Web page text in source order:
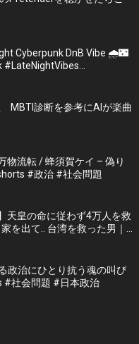
Cyberpunk DnB Vibe 🌧️🌃
MBTI診断を参考にAIが楽曲
物流転 / 蜂須賀ケイ – 偽り
#政治 #社会問題
天皇の命に従わず4万人を救
を出て.. 台湾を救った男｜
』 by 寿STUDIO
政治にひとり抗う魂の叫び
#社会問題 #日本政治